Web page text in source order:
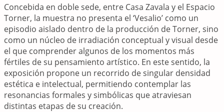
Concebida en doble sede, entre Casa Zavala y el Espacio
Torner, la muestra no presenta el ‘Vesalio’ como un
episodio aislado dentro de la producción de Torner, sino
como un núcleo de irradiación conceptual y visual desde
el que comprender algunos de los momentos más
fértiles de su pensamiento artístico. En este sentido, la
exposición propone un recorrido de singular densidad
estética e intelectual, permitiendo contemplar las
resonancias formales y simbólicas que atraviesan
distintas etapas de su creación.